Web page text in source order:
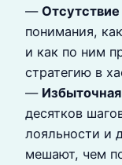
—
понимания,
и как по ним
стратегию в
—
десятков
лояльности и
мешают, чем